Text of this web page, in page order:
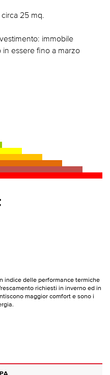
25 mq.
immobile
essere fino a marzo
indice delle performance termiche
richiesti in inverno ed in
maggior comfort e sono i